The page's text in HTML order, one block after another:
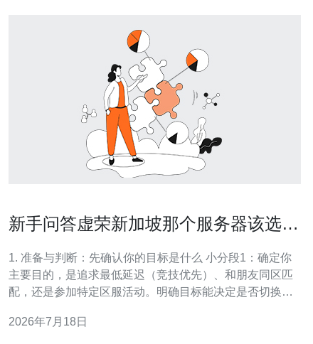
新手问答虚荣新加坡那个服务器该选及
1. 准备与判断：先确认你的目标是什么 小分段1：确定你
主要目的，是追求最低延迟（竞技优先）、和朋友同区匹
配，还是参加特定区服活动。明确目标能决定是否切换到
当前网络类型（移动/家用宽带/公司网）和通常游戏时间
2026年7月18日